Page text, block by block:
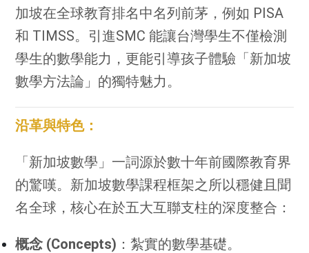
加坡在全球教育排名中名列前茅，例如 PISA
和 TIMSS。引進SMC 能讓台灣學生不僅檢測
學生的數學能力，更能引導孩子體驗「新加坡
數學方法論」的獨特魅力。
沿革與特色：
「新加坡數學」一詞源於數十年前國際教育界
的驚嘆。新加坡數學課程框架之所以穩健且聞
名全球，核心在於五大互聯支柱的深度整合：
概念 (Concepts) ：紮實的數學基礎。